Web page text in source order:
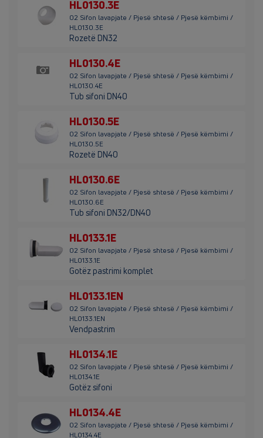
HL0130.3E
02 Sifon lavapjate / Pjesë shtesë / Pjesë këmbimi /
HL0130.3E
Rozetë DN32
HL0130.4E
02 Sifon lavapjate / Pjesë shtesë / Pjesë këmbimi /
HL0130.4E
Tub sifoni DN40
HL0130.5E
02 Sifon lavapjate / Pjesë shtesë / Pjesë këmbimi /
HL0130.5E
Rozetë DN40
HL0130.6E
02 Sifon lavapjate / Pjesë shtesë / Pjesë këmbimi /
HL0130.6E
Tub sifoni DN32/DN40
HL0133.1E
02 Sifon lavapjate / Pjesë shtesë / Pjesë këmbimi /
HL0133.1E
Gotëz pastrimi komplet
HL0133.1EN
02 Sifon lavapjate / Pjesë shtesë / Pjesë këmbimi /
HL0133.1EN
Vendpastrim
HL0134.1E
02 Sifon lavapjate / Pjesë shtesë / Pjesë këmbimi /
HL0134.1E
Gotëz sifoni
HL0134.4E
02 Sifon lavapjate / Pjesë shtesë / Pjesë këmbimi /
HL0134.4E